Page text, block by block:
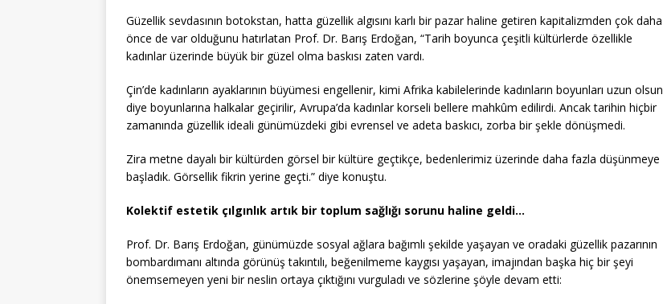
Güzellik sevdasının botokstan, hatta güzellik algısını karlı bir pazar haline getiren kapitalizmden çok daha
önce de var olduğunu hatırlatan Prof. Dr. Barış Erdoğan, “Tarih boyunca çeşitli kültürlerde özellikle
kadınlar üzerinde büyük bir güzel olma baskısı zaten vardı.
Çin’de kadınların ayaklarının büyümesi engellenir, kimi Afrika kabilelerinde kadınların boyunları uzun olsun
diye boyunlarına halkalar geçirilir, Avrupa’da kadınlar korseli bellere mahkûm edilirdi. Ancak tarihin hiçbir
zamanında güzellik ideali günümüzdeki gibi evrensel ve adeta baskıcı, zorba bir şekle dönüşmedi.
Zira metne dayalı bir kültürden görsel bir kültüre geçtikçe, bedenlerimiz üzerinde daha fazla düşünmeye
başladık. Görsellik fikrin yerine geçti.” diye konuştu.
Kolektif estetik çılgınlık artık bir toplum sağlığı sorunu haline geldi…
Prof. Dr. Barış Erdoğan, günümüzde sosyal ağlara bağımlı şekilde yaşayan ve oradaki güzellik pazarının
bombardımanı altında görünüş takıntılı, beğenilmeme kaygısı yaşayan, imajından başka hiç bir şeyi
önemsemeyen yeni bir neslin ortaya çıktığını vurguladı ve sözlerine şöyle devam etti: